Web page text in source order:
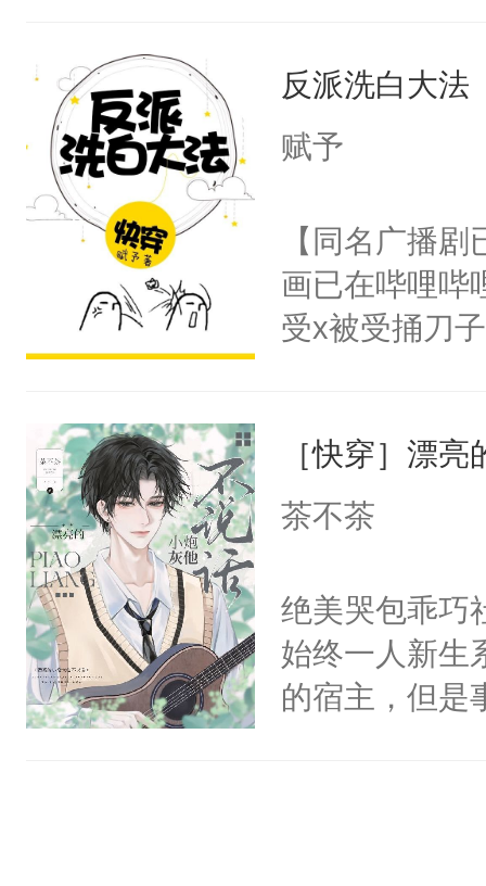
小白莲：“嘤
胡说，我没碰
不愧是大佬
悉，嗷？这不
可以先看仙帝
人，最终坐上
用见人，因为
言神龙见首不
名蛇蛇，跟
不知道，那小
头，魔尊墨宴
宴：柳折枝你
们竟然欺负
宴：要不你
来……“蛇蛇，
堂魔尊……行
位，当日就抢
神偏执：不许
反派洗白大法
赋予
【同名广播
画已在哔哩哔
受x被受捅刀
病，一个个
上了还是无动
间变脸背叛他
的恶事他都对
一个权力滔天
右男主又报复
［快穿］漂
茶不茶
绝美哭包乖巧
始终一人新生
的宿主，但